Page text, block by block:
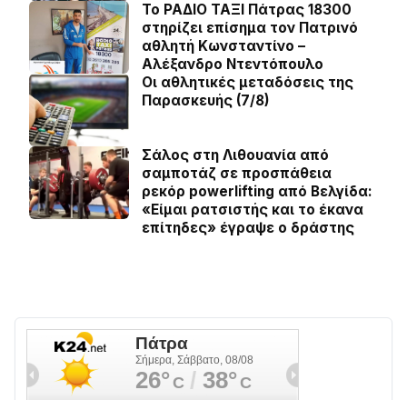
Το ΡΑΔΙΟ ΤΑΞΙ Πάτρας 18300
στηρίζει επίσημα τον Πατρινό
αθλητή Κωνσταντίνο –
Αλέξανδρο Ντεντόπουλο
Οι αθλητικές μεταδόσεις της
Παρασκευής (7/8)
Σάλος στη Λιθουανία από
σαμποτάζ σε προσπάθεια
ρεκόρ powerlifting από Βελγίδα:
«Είμαι ρατσιστής και το έκανα
επίτηδες» έγραψε ο δράστης